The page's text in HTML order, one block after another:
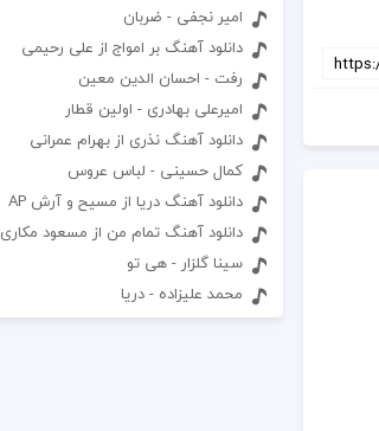
امیر نجفی - ضربان
دانلود آهنگ بر امواج از علی رحیمی
رفت - احسان الدین معین
امیرعلی بهادری - اولین قطار
دانلود آهنگ نذری از بهرام عمرانی
کمال حسینی - لباس عروس
دانلود آهنگ دریا از مسیح و آرش AP
دانلود آهنگ تمام من از مسعود مکاری
سینا گلزار - هی تو
محمد علیزاده - دریا